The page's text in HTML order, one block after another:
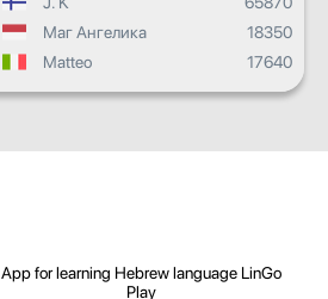
Маг Ангелика
18350
Matteo 17640
App for learning Hebrew language LinGo
Play